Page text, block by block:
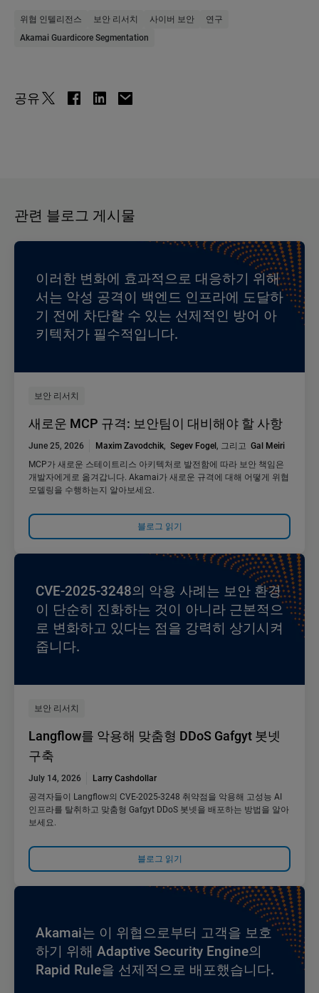
위협 인텔리전스 보안 리서치 사이버 보안
연구
Akamai Guardicore Segmentation
공유
관련 블로그 게시물
이러한 변화에 효과적으로 대응하기 위해
서는 악성 공격이 백엔드 인프라에 도달하
기 전에 차단할 수 있는 선제적인 방어 아
키텍처가 필수적입니다.
보안 리서치
새로운 MCP 규격: 보안팀이 대비해야 할 사항
June 25, 2026 Maxim Zavodchik, Segev Fogel, 그리고 Gal Meiri
MCP가 새로운 스테이트리스 아키텍처로 발전함에 따라 보안 책임은
개발자에게로 옮겨갑니다. Akamai가 새로운 규격에 대해 어떻게 위협
모델링을 수행하는지 알아보세요.
블로그 읽기
CVE-2025-3248의 악용 사례는 보안 환경
이 단순히 진화하는 것이 아니라 근본적으
로 변화하고 있다는 점을 강력히 상기시켜
줍니다.
보안 리서치
Langflow를 악용해 맞춤형 DDoS Gafgyt 봇넷
구축
July 14, 2026
Larry Cashdollar
공격자들이 Langflow의 CVE-2025-3248 취약점을 악용해 고성능 AI
인프라를 탈취하고 맞춤형 Gafgyt DDoS 봇넷을 배포하는 방법을 알아
보세요.
블로그 읽기
Akamai는 이 위협으로부터 고객을 보호
하기 위해 Adaptive Security Engine의
Rapid Rule을 선제적으로 배포했습니다.